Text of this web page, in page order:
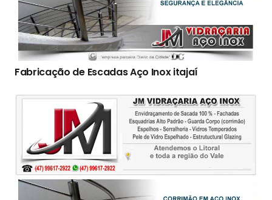
Fabricação de Escadas Aço Inox itajaí